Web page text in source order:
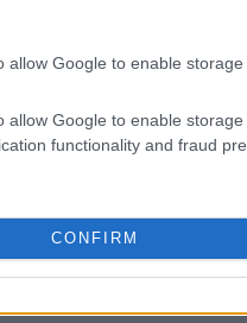
allow Google to enable
allow Google to enable
functionality and fraud
CONFIRM